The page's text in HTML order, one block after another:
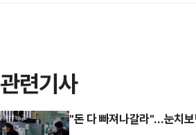
관련기사
"돈 다 빠져나갈라"…눈치